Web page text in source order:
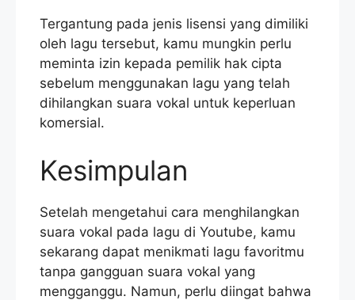
Tergantung pada jenis lisensi yang dimiliki
oleh lagu tersebut, kamu mungkin perlu
meminta izin kepada pemilik hak cipta
sebelum menggunakan lagu yang telah
dihilangkan suara vokal untuk keperluan
komersial.
Kesimpulan
Setelah mengetahui cara menghilangkan
suara vokal pada lagu di Youtube, kamu
sekarang dapat menikmati lagu favoritmu
tanpa gangguan suara vokal yang
mengganggu. Namun, perlu diingat bahwa